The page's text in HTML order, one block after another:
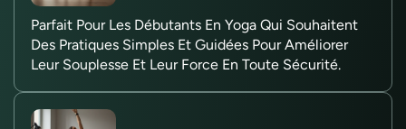
Parfait Pour Les Débutants En Yoga Qui Souhaitent
Des Pratiques Simples Et Guidées Pour Améliorer
Leur Souplesse Et Leur Force En Toute Sécurité.